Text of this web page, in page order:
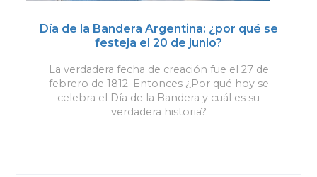
Día de la Bandera Argentina: ¿por qué se
festeja el 20 de junio?
La verdadera fecha de creación fue el 27 de
febrero de 1812. Entonces ¿Por qué hoy se
celebra el Día de la Bandera y cuál es su
verdadera historia?